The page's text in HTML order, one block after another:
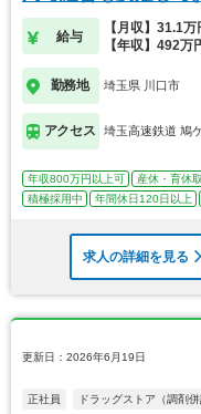
給与
【月収】31.1
【年収】492万
勤務地 埼玉県 川口市
アクセス 埼玉高速鉄道 鳩
年収800万円以上可 産休・育休
積極採用中
年間休日120日以上
求人の詳細を見る
更新日：2026年6月19日
正社員 ドラッグストア（調剤併